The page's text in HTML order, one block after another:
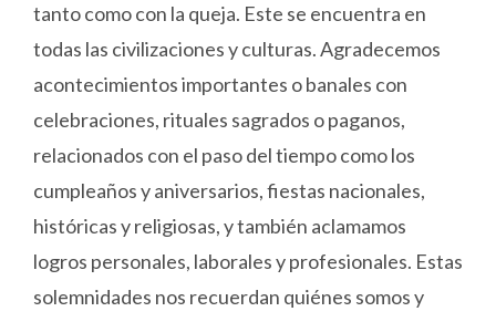
tanto como con la queja. Este se encuentra en
todas las civilizaciones y culturas. Agradecemos
acontecimientos importantes o banales con
celebraciones, rituales sagrados o paganos,
relacionados con el paso del tiempo como los
cumpleaños y aniversarios, fiestas nacionales,
históricas y religiosas, y también aclamamos
logros personales, laborales y profesionales. Estas
solemnidades nos recuerdan quiénes somos y